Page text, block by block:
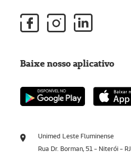
Unimed Leste Fluminense
Rua Dr. Borman, 51 - Niterói - RJ
Baixe nosso aplicativo